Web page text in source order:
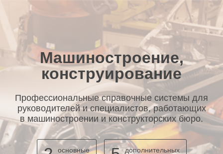
Машиностроение,
конструирование
Профессиональные справочные системы для
руководителей и специалистов, работающих
в машиностроении и конструкторских бюро.
основные
дополнительных